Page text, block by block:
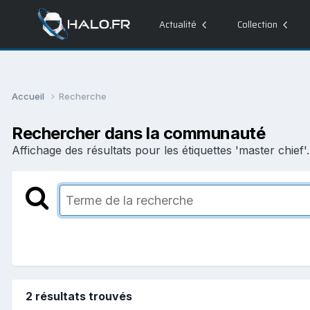
Actualité Collection
Accueil Recherche
Rechercher dans la communauté
Affichage des résultats pour les étiquettes 'master chief'.
2 résultats trouvés